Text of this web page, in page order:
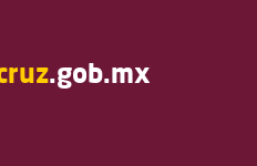
.gob.mx